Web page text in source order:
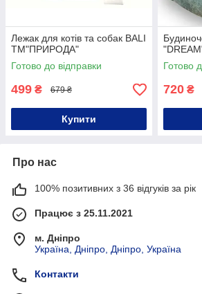
Лежак для котів та собак BALI
ТМ"ПРИРОДА"
Готово до відправки
499 ₴ 679 ₴
Купити
Готово
720 ₴
Про нас
100% позитивних з 36 відгуків за рік
Працює з 25.11.2021
м. Дніпро
Україна, Дніпро, Дніпро, Україна
Контакти